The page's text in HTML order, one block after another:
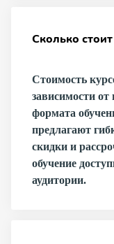
Сколько
Стоимость
зависимости
формата
предлагают
скидки и
обучение
аудитории.